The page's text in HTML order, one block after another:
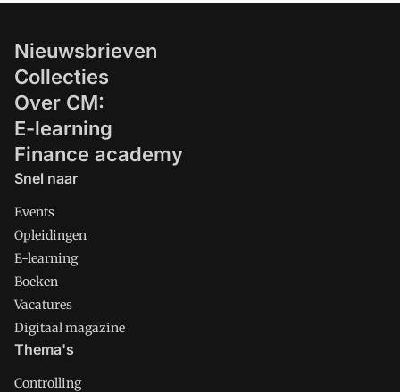
Nieuwsbrieven
Collecties
Over CM:
E-learning
Finance academy
Snel naar
Events
Opleidingen
E-learning
Boeken
Vacatures
Digitaal magazine
Thema's
Controlling